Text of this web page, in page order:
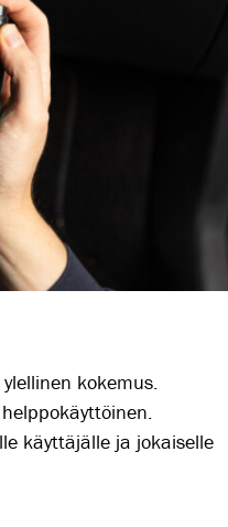
kokemus.
käyttäjälle ja jokaiselle